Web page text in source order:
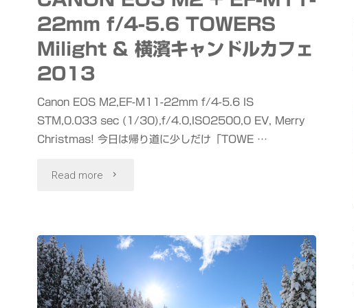
シ
マ
グ"
22mm f/4-5.6 TOWERS
Milight & 横濱キャンドルカフェ
2013
Canon EOS M2,EF-M11-22mm f/4-5.6 IS
STM,0.033 sec (1/30),f/4.0,ISO2500,0 EV, Merry
Christmas! 今日は帰り道に少しだけ「TOWE …
Read more "CANON
M2
+
EF-